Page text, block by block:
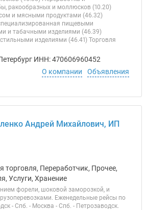
ракообразных и моллюсков (10.20)
и мясными продуктами (46.32)
пищевыми
и табачными изделиями (46.39)
изделиями (46.41) Торговля
ИНН: 470606960452
О компании
Объявления
Андрей Михайлович, ИП
торговля, Переработчик, Прочее,
Услуги, Хранение
форели, шоковой заморозкой, и
Еженедельные рейсы по
- Спб. - Москва - Спб. - Петрозаводск.